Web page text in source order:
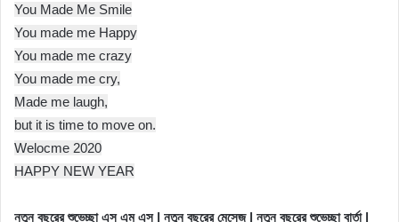
You Made Me Smile
You made me Happy
You made me crazy
You made me cry,
Made me laugh,
but it is time to move on.
Welocme 2020
HAPPY NEW YEAR
নতুন বছরের শুভেচ্ছা এস এম এস | নতুন বছরের মেসেজ | নতুন বছরের শুভেচ্ছা বার্তা |